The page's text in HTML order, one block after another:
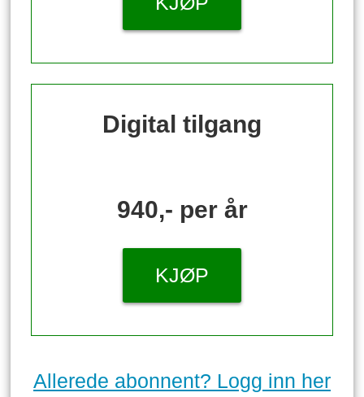
Digital tilgang
940,- per år
KJØP
Allerede abonnent? Logg inn her